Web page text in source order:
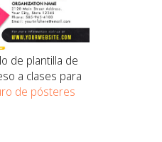
de plantilla de
a clases para
de pósteres